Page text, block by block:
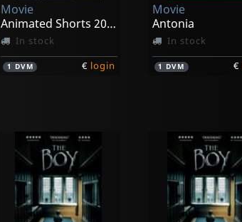
Movie
Animated Shorts 2004-2007
In stock
1 DVM € login
Movie
Antonia
In stock
1 DVM €